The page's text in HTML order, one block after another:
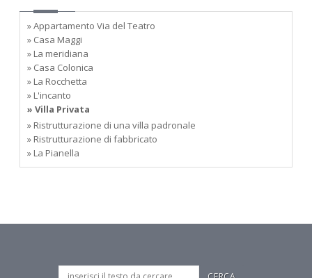
» Appartamento Via del Teatro
» Casa Maggi
» La meridiana
» Casa Colonica
» La Rocchetta
» L'incanto
» Villa Privata
» Ristrutturazione di una villa padronale
» Ristrutturazione di fabbricato
» La Pianella